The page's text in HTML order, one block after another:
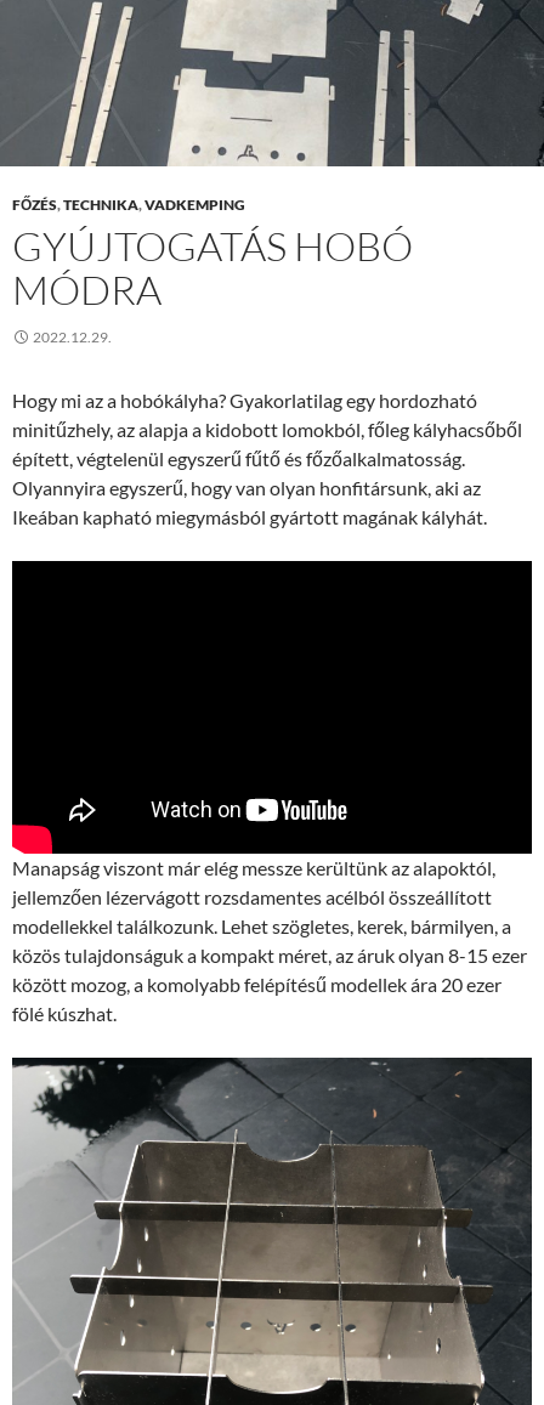
FŐZÉS,TECHNIKA,VADKEMPING
GYÚJTOGATÁS HOBÓ
MÓDRA
2022.12.29.
Hogy mi az a hobókályha? Gyakorlatilag egy hordozható
minitűzhely, az alapja a kidobott lomokból, főleg kályhacsőből
épített, végtelenül egyszerű fűtő és főzőalkalmatosság.
Olyannyira egyszerű, hogy van olyan honfitársunk, aki az
Ikeában kapható miegymásból gyártott magának kályhát.
Manapság viszont már elég messze kerültünk az alapoktól,
jellemzően lézervágott rozsdamentes acélból összeállított
modellekkel találkozunk. Lehet szögletes, kerek, bármilyen, a
közös tulajdonságuk a kompakt méret, az áruk olyan 8-15 ezer
között mozog, a komolyabb felépítésű modellek ára 20 ezer
fölé kúszhat.